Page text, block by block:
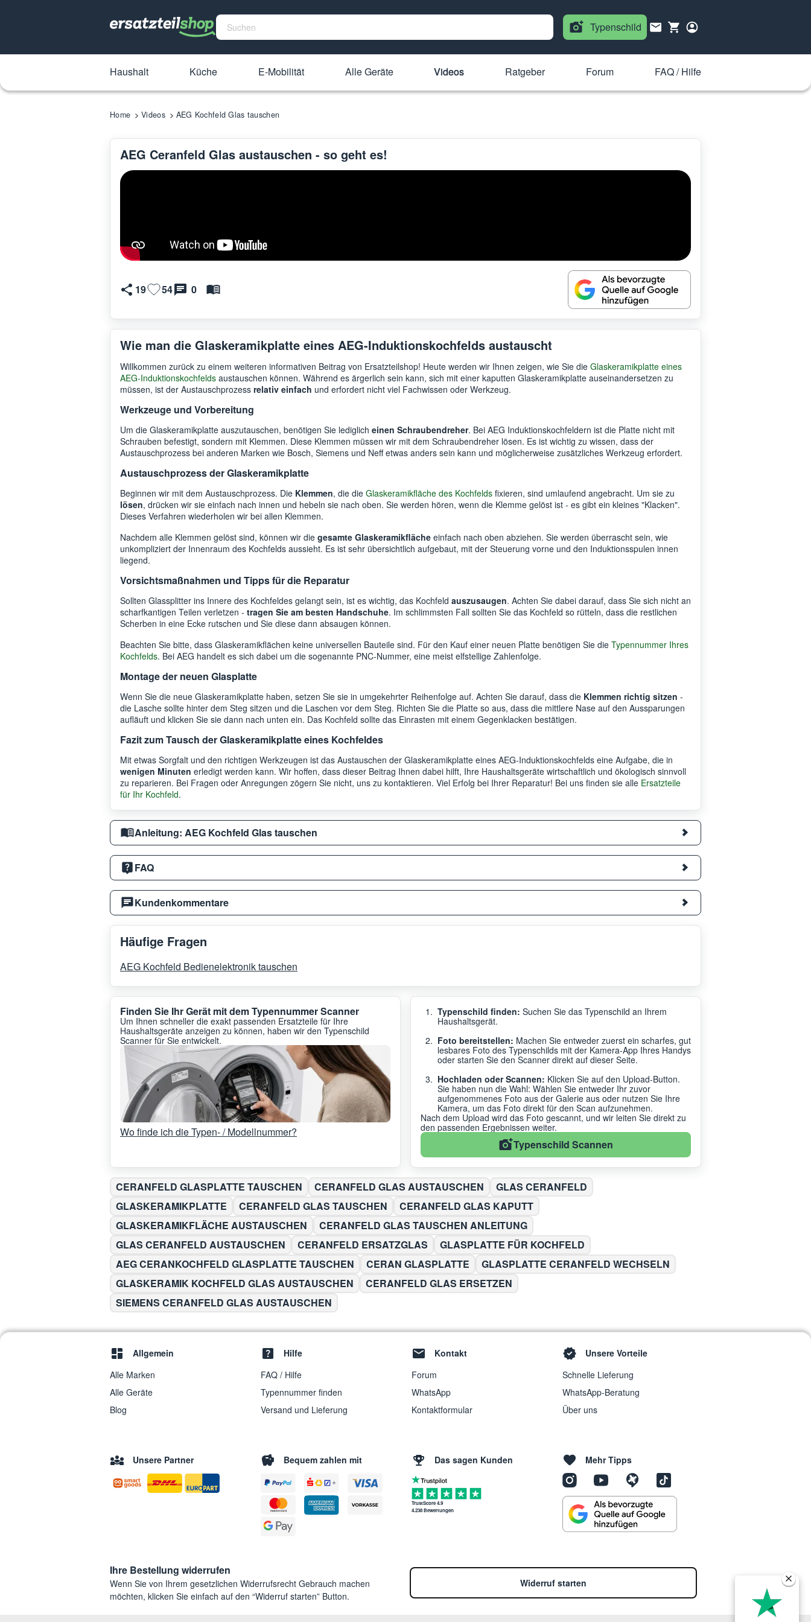
Typenschild
Haushalt Küche E-Mobilität Alle Geräte Videos Ratgeber Forum FAQ / Hilfe
Home Videos AEG Kochfeld Glas tauschen
AEG Ceranfeld Glas austauschen - so geht es!
19 54 0
Wie man die Glaskeramikplatte eines AEG-Induktionskochfelds austauscht
Willkommen zurück zu einem weiteren informativen Beitrag von Ersatzteilshop! Heute werden wir Ihnen zeigen, wie Sie die Glaskeramikplatte eines
AEG-Induktionskochfelds austauschen können. Während es ärgerlich sein kann, sich mit einer kaputten Glaskeramikplatte auseinandersetzen zu
müssen, ist der Austauschprozess relativ einfach und erfordert nicht viel Fachwissen oder Werkzeug.
Werkzeuge und Vorbereitung
Um die Glaskeramikplatte auszutauschen, benötigen Sie lediglich einen Schraubendreher. Bei AEG Induktionskochfeldern ist die Platte nicht mit
Schrauben befestigt, sondern mit Klemmen. Diese Klemmen müssen wir mit dem Schraubendreher lösen. Es ist wichtig zu wissen, dass der
Austauschprozess bei anderen Marken wie Bosch, Siemens und Neff etwas anders sein kann und möglicherweise zusätzliches Werkzeug erfordert.
Austauschprozess der Glaskeramikplatte
Beginnen wir mit dem Austauschprozess. Die Klemmen, die die Glaskeramikfläche des Kochfelds fixieren, sind umlaufend angebracht. Um sie zu
lösen, drücken wir sie einfach nach innen und hebeln sie nach oben. Sie werden hören, wenn die Klemme gelöst ist - es gibt ein kleines "Klacken".
Dieses Verfahren wiederholen wir bei allen Klemmen.
Nachdem alle Klemmen gelöst sind, können wir die gesamte Glaskeramikfläche einfach nach oben abziehen. Sie werden überrascht sein, wie
unkompliziert der Innenraum des Kochfelds aussieht. Es ist sehr übersichtlich aufgebaut, mit der Steuerung vorne und den Induktionsspulen innen
liegend.
Vorsichtsmaßnahmen und Tipps für die Reparatur
Sollten Glassplitter ins Innere des Kochfeldes gelangt sein, ist es wichtig, das Kochfeld auszusaugen. Achten Sie dabei darauf, dass Sie sich nicht an
scharfkantigen Teilen verletzen - tragen Sie am besten Handschuhe. Im schlimmsten Fall sollten Sie das Kochfeld so rütteln, dass die restlichen
Scherben in eine Ecke rutschen und Sie diese dann absaugen können.
Beachten Sie bitte, dass Glaskeramikflächen keine universellen Bauteile sind. Für den Kauf einer neuen Platte benötigen Sie die Typennummer Ihres
Kochfelds. Bei AEG handelt es sich dabei um die sogenannte PNC-Nummer, eine meist elfstellige Zahlenfolge.
Montage der neuen Glasplatte
Wenn Sie die neue Glaskeramikplatte haben, setzen Sie sie in umgekehrter Reihenfolge auf. Achten Sie darauf, dass die Klemmen richtig sitzen -
die Lasche sollte hinter dem Steg sitzen und die Laschen vor dem Steg. Richten Sie die Platte so aus, dass die mittlere Nase auf den Aussparungen
aufläuft und klicken Sie sie dann nach unten ein. Das Kochfeld sollte das Einrasten mit einem Gegenklacken bestätigen.
Fazit zum Tausch der Glaskeramikplatte eines Kochfeldes
Mit etwas Sorgfalt und den richtigen Werkzeugen ist das Austauschen der Glaskeramikplatte eines AEG-Induktionskochfelds eine Aufgabe, die in
wenigen Minuten erledigt werden kann. Wir hoffen, dass dieser Beitrag Ihnen dabei hilft, Ihre Haushaltsgeräte wirtschaftlich und ökologisch sinnvoll
zu reparieren. Bei Fragen oder Anregungen zögern Sie nicht, uns zu kontaktieren. Viel Erfolg bei Ihrer Reparatur! Bei uns finden sie alle Ersatzteile
für Ihr Kochfeld.
Anleitung: AEG Kochfeld Glas tauschen
FAQ
Kundenkommentare
Häufige Fragen
AEG Kochfeld Bedienelektronik tauschen
Finden Sie Ihr Gerät mit dem Typennummer Scanner
Um Ihnen schneller die exakt passenden Ersatzteile für Ihre
Haushaltsgeräte anzeigen zu können, haben wir den Typenschild
Scanner für Sie entwickelt.
Wo finde ich die Typen- / Modellnummer?
Typenschild finden: Suchen Sie das Typenschild an Ihrem
Haushaltsgerät.
Foto bereitstellen: Machen Sie entweder zuerst ein scharfes, gut
lesbares Foto des Typenschilds mit der Kamera-App Ihres Handys
oder starten Sie den Scanner direkt auf dieser Seite.
Hochladen oder Scannen: Klicken Sie auf den Upload-Button.
Sie haben nun die Wahl: Wählen Sie entweder Ihr zuvor
aufgenommenes Foto aus der Galerie aus oder nutzen Sie Ihre
Kamera, um das Foto direkt für den Scan aufzunehmen.
Nach dem Upload wird das Foto gescannt, und wir leiten Sie direkt zu
den passenden Ergebnissen weiter.
Typenschild Scannen
CERANFELD GLASPLATTE TAUSCHEN CERANFELD GLAS AUSTAUSCHEN
GLAS CERANFELD
GLASKERAMIKPLATTE
CERANFELD GLAS TAUSCHEN
CERANFELD GLAS KAPUTT
GLASKERAMIKFLÄCHE AUSTAUSCHEN
CERANFELD GLAS TAUSCHEN ANLEITUNG
GLAS CERANFELD AUSTAUSCHEN
CERANFELD ERSATZGLAS
GLASPLATTE FÜR KOCHFELD
AEG CERANKOCHFELD GLASPLATTE TAUSCHEN
CERAN GLASPLATTE
GLASPLATTE CERANFELD WECHSELN
GLASKERAMIK KOCHFELD GLAS AUSTAUSCHEN
CERANFELD GLAS ERSETZEN
SIEMENS CERANFELD GLAS AUSTAUSCHEN
Allgemein
Alle Marken
Alle Geräte
Blog
Hilfe
FAQ / Hilfe
Typennummer finden
Versand und Lieferung
Kontakt
Forum
WhatsApp
Kontaktformular
Unsere Vorteile
Schnelle Lieferung
WhatsApp-Beratung
Über uns
Unsere Partner Bequem zahlen mit Das sagen Kunden
TrustScore 4.9
4.238 Bewertungen
Mehr Tipps
Ihre Bestellung widerrufen
Wenn Sie von Ihrem gesetzlichen Widerrufsrecht Gebrauch machen
möchten, klicken Sie einfach auf den “Widerruf starten” Button.
Widerruf starten